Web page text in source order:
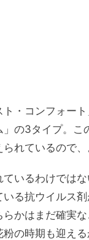
・コンフォー
の3タイプ。こ
れているので、
いるわけでは
る抗ウイルス
かはまだ確実
の時期も迎え